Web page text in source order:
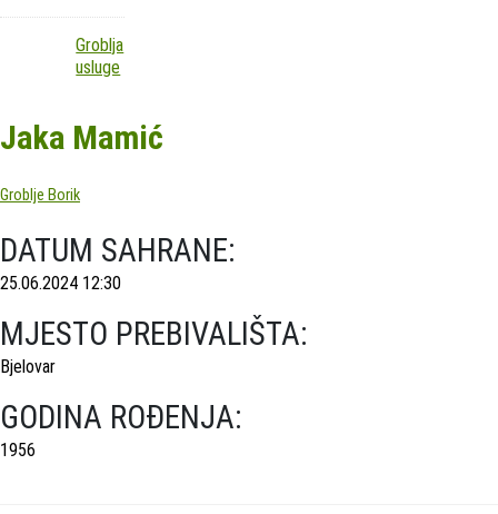
Groblja
usluge
Jaka Mamić
Groblje Borik
DATUM SAHRANE:
25.06.2024 12:30
MJESTO PREBIVALIŠTA:
Bjelovar
GODINA ROĐENJA:
1956